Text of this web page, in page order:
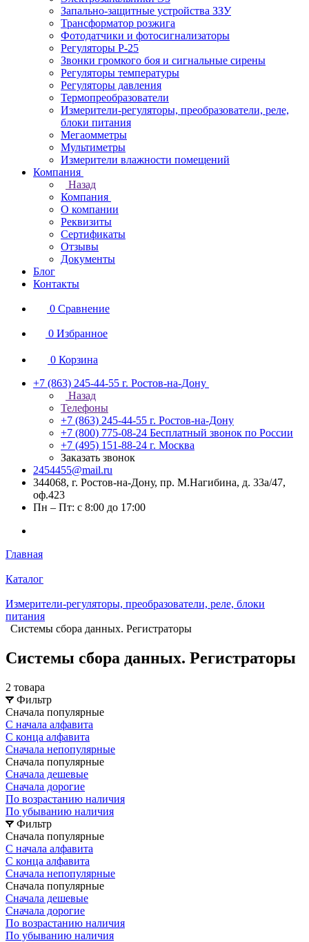
Запально-защитные устройства ЗЗУ
Трансформатор розжига
Фотодатчики и фотосигнализаторы
Регуляторы Р-25
Звонки громкого боя и сигнальные сирены
Регуляторы температуры
Регуляторы давления
Термопреобразователи
Измерители-регуляторы, преобразователи, реле,
блоки питания
Мегаомметры
Мультиметры
Измерители влажности помещений
Компания
Назад
Компания
О компании
Реквизиты
Сертификаты
Отзывы
Документы
Блог
Контакты
0 Сравнение
0 Избранное
0 Корзина
+7 (863) 245-44-55 г. Ростов-на-Дону
Назад
Телефоны
+7 (863) 245-44-55 г. Ростов-на-Дону
+7 (800) 775-08-24 Бесплатный звонок по России
+7 (495) 151-88-24 г. Москва
Заказать звонок
2454455@mail.ru
344068, г. Ростов-на-Дону, пр. М.Нагибина, д. 33а/47,
оф.423
Пн – Пт: с 8:00 до 17:00
Главная
Каталог
Измерители-регуляторы, преобразователи, реле, блоки
питания
Системы сбора данных. Регистраторы
Системы сбора данных. Регистраторы
2 товара
Фильтр
Сначала популярные
С начала алфавита
С конца алфавита
Сначала непопулярные
Сначала популярные
Сначала дешевые
Сначала дорогие
По возрастанию наличия
По убыванию наличия
Фильтр
Сначала популярные
С начала алфавита
С конца алфавита
Сначала непопулярные
Сначала популярные
Сначала дешевые
Сначала дорогие
По возрастанию наличия
По убыванию наличия